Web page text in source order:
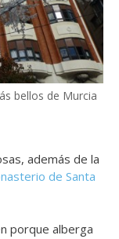
bellos de Murcia
además de la
de Santa
porque alberga